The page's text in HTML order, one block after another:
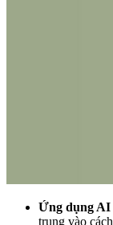
Ứng dụng AI
trung vào